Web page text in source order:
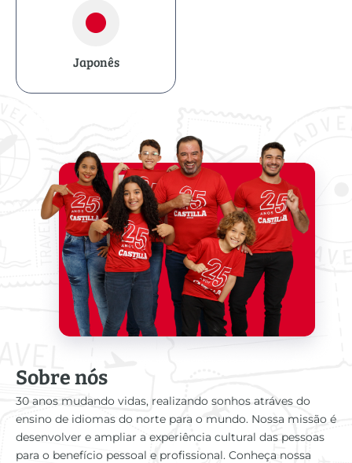
Japonês
日本語
Sobre nós
30 anos mudando vidas, realizando sonhos atráves do
ensino de idiomas do norte para o mundo. Nossa missão é
desenvolver e ampliar a experiência cultural das pessoas
para o benefício pessoal e profissional. Conheça nossa